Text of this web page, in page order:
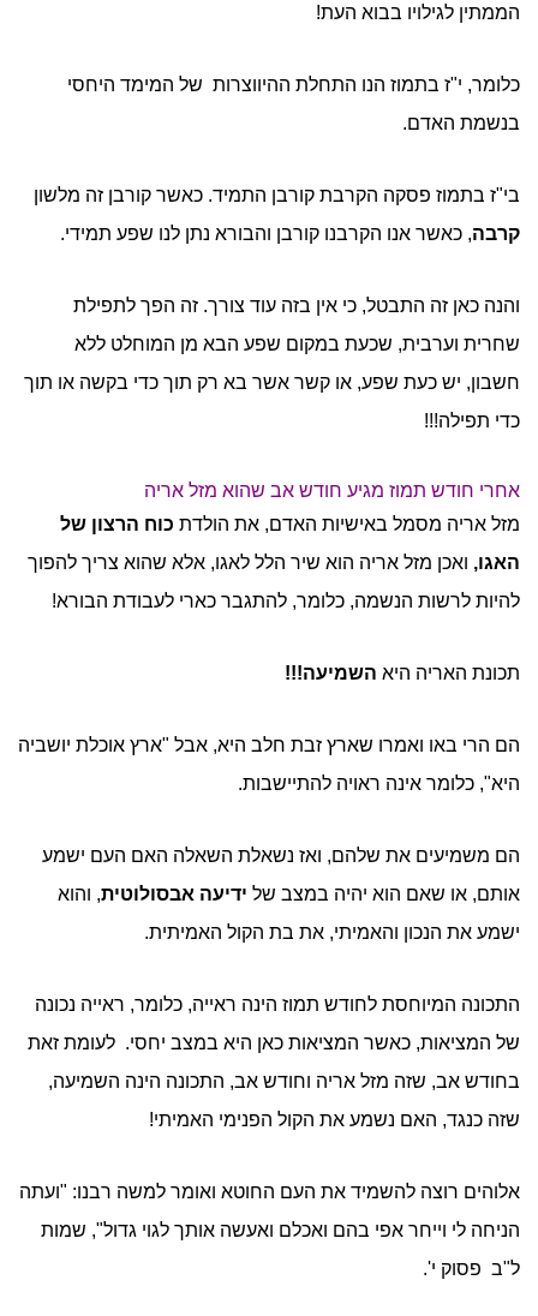
הממתין לגילויו בבוא העת!
כלומר, י"ז בתמוז הנו התחלת ההיווצרות של המימד היחסי
בנשמת האדם.
בי"ז בתמוז פסקה הקרבת קורבן התמיד. כאשר קורבן זה מלשון
קרבה, כאשר אנו הקרבנו קורבן והבורא נתן לנו שפע תמידי.
והנה כאן זה התבטל, כי אין בזה עוד צורך. זה הפך לתפילת
שחרית וערבית, שכעת במקום שפע הבא מן המוחלט ללא
חשבון, יש כעת שפע, או קשר אשר בא רק תוך כדי בקשה או תוך
כדי תפילה!!!
אחרי חודש תמוז מגיע חודש אב שהוא מזל אריה
מזל אריה מסמל באישיות האדם, את הולדת כוח הרצון של
האגו, ואכן מזל אריה הוא שיר הלל לאגו, אלא שהוא צריך להפוך
להיות לרשות הנשמה, כלומר, להתגבר כארי לעבודת הבורא!
תכונת האריה היא השמיעה!!!
הם הרי באו ואמרו שארץ זבת חלב היא, אבל "ארץ אוכלת יושביה
היא", כלומר אינה ראויה להתיישבות.
הם משמיעים את שלהם, ואז נשאלת השאלה האם העם ישמע
אותם, או שאם הוא יהיה במצב של ידיעה אבסולוטית, והוא
ישמע את הנכון והאמיתי, את בת הקול האמיתית.
התכונה המיוחסת לחודש תמוז הינה ראייה, כלומר, ראייה נכונה
של המציאות, כאשר המציאות כאן היא במצב יחסי. לעומת זאת
בחודש אב, שזה מזל אריה וחודש אב, התכונה הינה השמיעה,
שזה כנגד, האם נשמע את הקול הפנימי האמיתי!
אלוהים רוצה להשמיד את העם החוטא ואומר למשה רבנו: "ועתה
הניחה לי וייחר אפי בהם ואכלם ואעשה אותך לגוי גדול", שמות
ל"ב פסוק י'.